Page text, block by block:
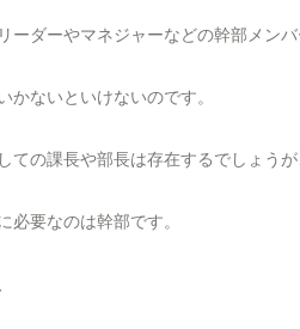
ーダーやマネジャーなどの幹部メン
かないといけないのです。
ての課長や部長は存在するでしょう
必要なのは幹部です。